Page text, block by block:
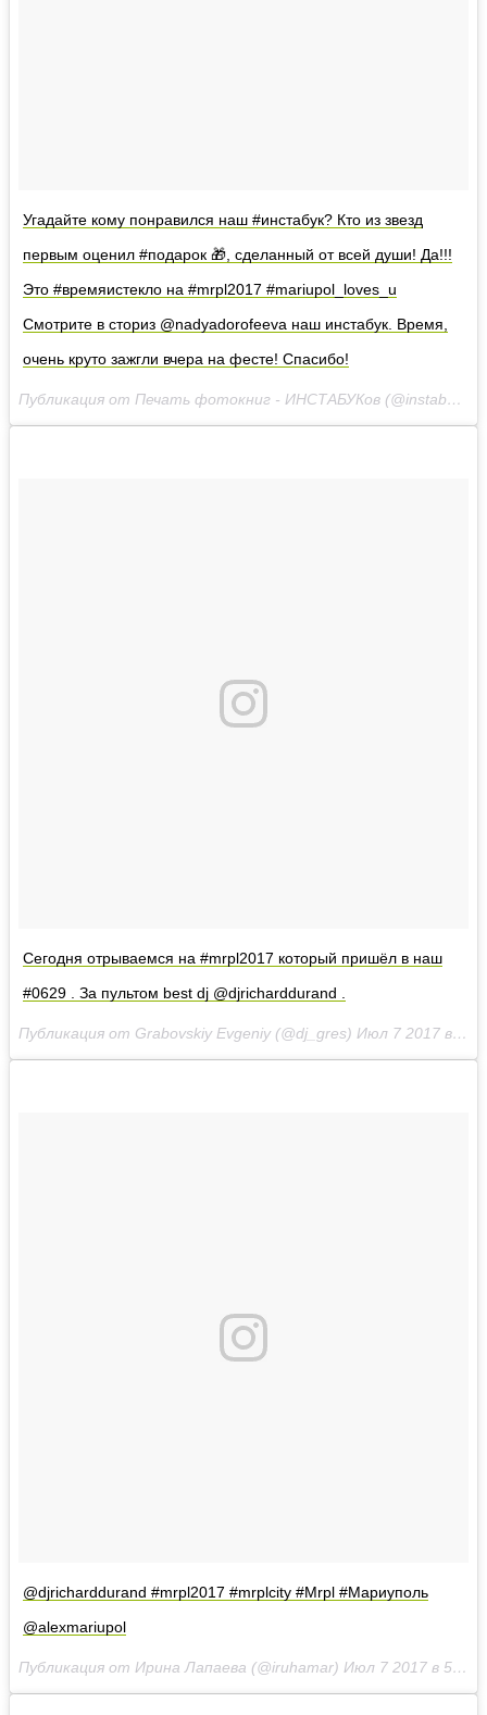
Угадайте кому понравился наш #инстабук? Кто из звезд
первым оценил #подарок 🎁, сделанный от всей души! Да!!!
Это #времяистекло на #mrpl2017 #mariupol_loves_u
Смотрите в сториз @nadyadorofeeva наш инстабук. Время,
очень круто зажгли вчера на фесте! Спасибо!
Публикация от Печать фотокниг - ИНСТАБУКов (@instabook.life)
Сегодня отрываемся на #mrpl2017 который пришёл в наш
#0629 . За пультом best dj @djricharddurand .
Публикация от Grabovskiy Evgeniy (@dj_gres) Июл 7 2017 в 4:16 PDT
@djricharddurand #mrpl2017 #mrplcity #Mrpl #Мариуполь
@alexmariupol
Публикация от Ирина Лапаева (@iruhamar) Июл 7 2017 в 5:54 PDT